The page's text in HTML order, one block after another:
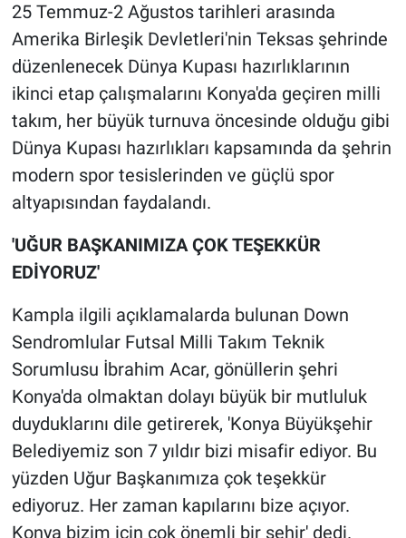
25 Temmuz-2 Ağustos tarihleri arasında
Amerika Birleşik Devletleri'nin Teksas şehrinde
düzenlenecek Dünya Kupası hazırlıklarının
ikinci etap çalışmalarını Konya'da geçiren milli
takım, her büyük turnuva öncesinde olduğu gibi
Dünya Kupası hazırlıkları kapsamında da şehrin
modern spor tesislerinden ve güçlü spor
altyapısından faydalandı.
'UĞUR BAŞKANIMIZA ÇOK TEŞEKKÜR
EDİYORUZ'
Kampla ilgili açıklamalarda bulunan Down
Sendromlular Futsal Milli Takım Teknik
Sorumlusu İbrahim Acar, gönüllerin şehri
Konya'da olmaktan dolayı büyük bir mutluluk
duyduklarını dile getirerek, 'Konya Büyükşehir
Belediyemiz son 7 yıldır bizi misafir ediyor. Bu
yüzden Uğur Başkanımıza çok teşekkür
ediyoruz. Her zaman kapılarını bize açıyor.
Konya bizim için çok önemli bir şehir' dedi.